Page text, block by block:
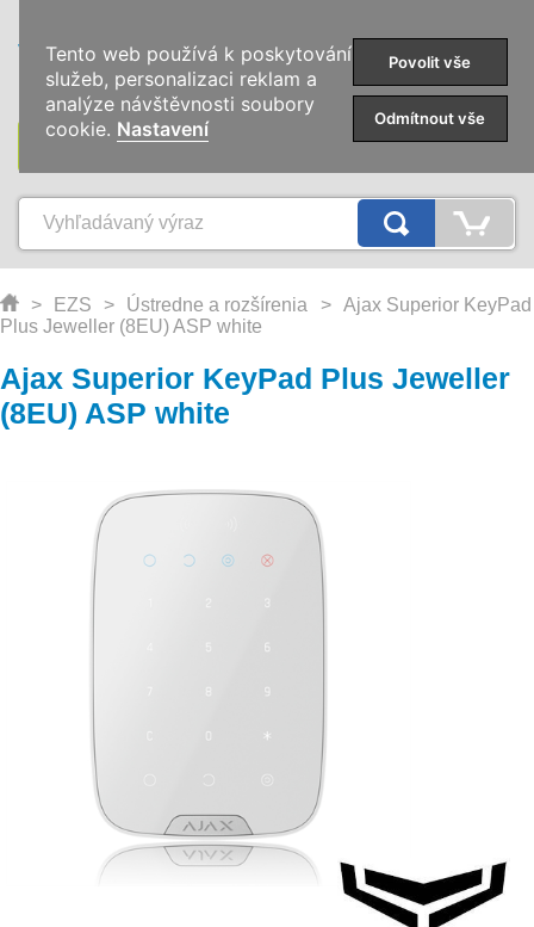
KATEGÓRIE
> EZS > Ústredne a rozšírenia > Ajax Superior KeyPad
Plus Jeweller (8EU) ASP white
Ajax Superior KeyPad Plus Jeweller
(8EU) ASP white
Tento web používá k poskytování
služeb, personalizaci reklam a
analýze návštěvnosti soubory
cookie. Nastavení
Povolit vše
Odmítnout vše